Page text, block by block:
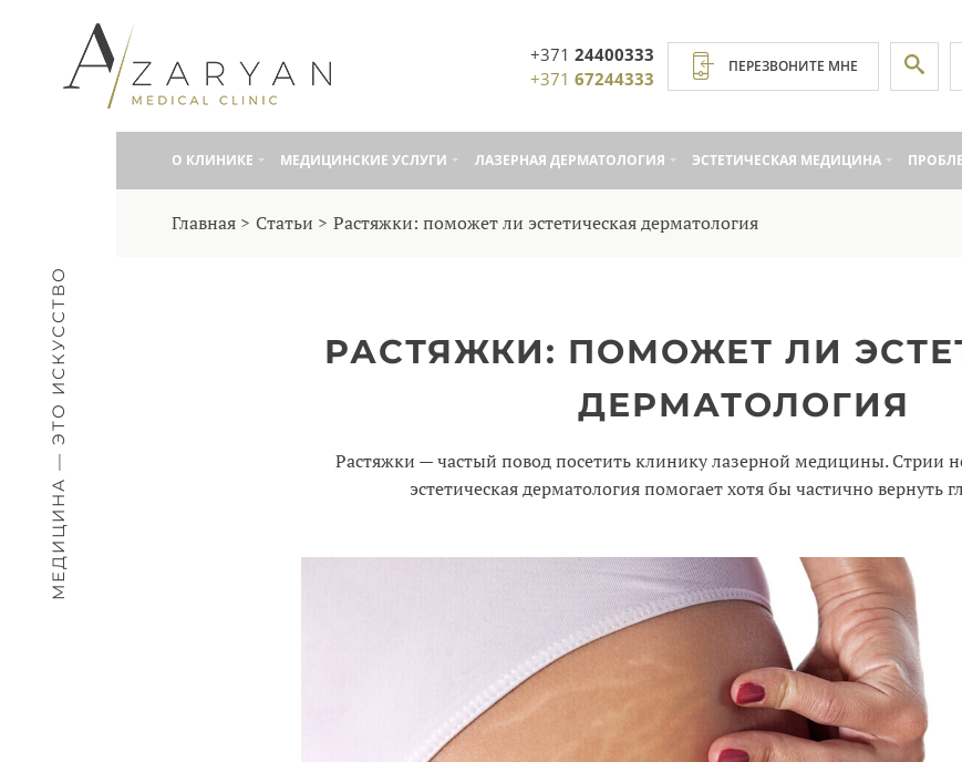
+371 24400333
+371 67244333
ПЕРЕЗВОНИТЕ МНЕ
О КЛИНИКE МЕДИЦИНСКИЕ УСЛУГИ ЛАЗЕРНАЯ ДЕРМАТОЛОГИЯ ЭСТЕТИЧЕСКАЯ МЕДИЦИНА
МЕДИЦИНА — ЭТО ИСКУССТВО
Главная Статьи Растяжки: поможет ли эстетическая дерматология
РАСТЯЖКИ: ПОМОЖЕТ ЛИ
ДЕРМАТОЛОГИЯ
Растяжки — частый повод посетить клинику лазерной медицины. Стрии
эстетическая дерматология помогает хотя бы частично вернуть